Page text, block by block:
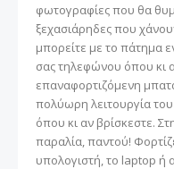
φωτογραφίες που θα
ξεχασιάρηδες που
μπορείτε με το πάτημα
σας τηλεφώνου όπου κι
επαναφορτιζόμενη
πολύωρη λειτουργία
όπου κι αν βρίσκεστε.
παραλία, παντού!
υπολογιστή, το laptop ή